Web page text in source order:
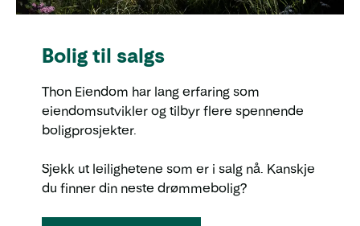
Bolig til salgs
Thon Eiendom har lang erfaring som
eiendomsutvikler og tilbyr flere spennende
boligprosjekter.
Sjekk ut leilighetene som er i salg nå. Kanskje
du finner din neste drømmebolig?